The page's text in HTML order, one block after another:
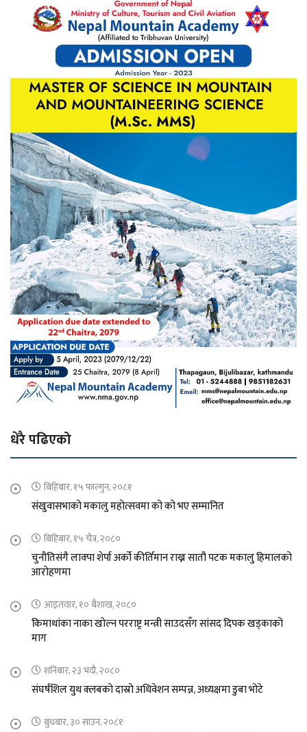
धेरै पढिएको
बिहिबार, १५ फाल्गुन, २०८१
संखुवासभाको मकालु महोत्सवमा को को भए सम्मानित
बिहिबार, १५ चैत्र, २०८०
चुनौतिसंगै लाक्पा शेर्पा अर्को कीर्तिमान राख्न सातौ पटक मकालु हिमालको
आरोहणमा
आइतवार, १० बैशाख, २०८०
किमाथांका नाका खोल्न परराष्ट्र मन्त्री साउदसँग सांसद दिपक खड्काको
माग
शनिबार, २३ भदौ, २०८०
संघर्षशिल युथ क्लबको दास्रो अधिवेशन सम्पन्न, अध्यक्षमा डुबा भोटे
बुधबार, ३० साउन, २०८१